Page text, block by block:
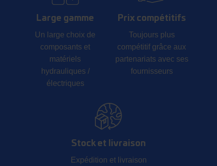
Large gamme
Un large choix de
composants et
matériels
hydrauliques /
électriques
Prix compétitifs
Toujours plus
compétitif grâce aux
partenariats avec ses
fournisseurs
Stock et livraison
Expédition et livraison